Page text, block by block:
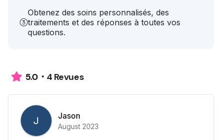
Obtenez des soins personnalisés, des
traitements et des réponses à toutes vos
questions.
5.0 4 Revues
J Jason
August 2023